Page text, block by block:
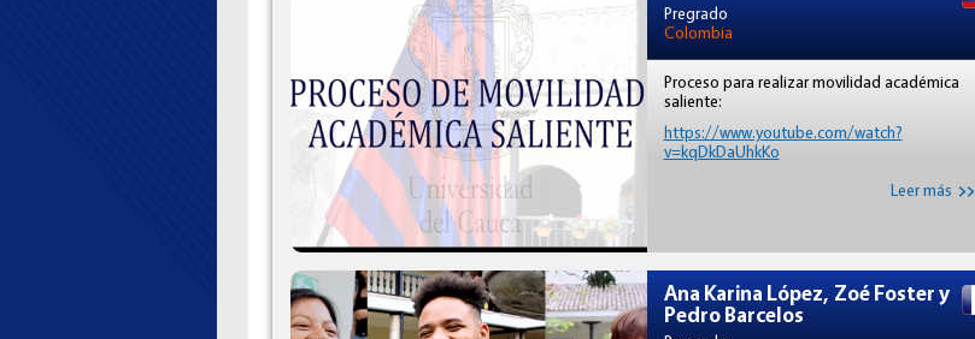
Pregrado
Colombia
Proceso para realizar movilidad académica
saliente:
https://www.youtube.com/watch?
v=kqDkDaUhkKo
Leer más
Ana Karina López, Zoé Foster y
Pedro Barcelos